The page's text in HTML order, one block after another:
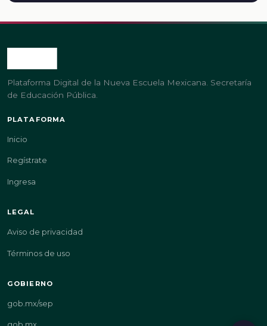
Plataforma Digital de la Nueva Escuela Mexicana. Secretaría
de Educación Pública.
PLATAFORMA
Inicio
Regístrate
Ingresa
LEGAL
Aviso de privacidad
Términos de uso
GOBIERNO
gob.mx/sep